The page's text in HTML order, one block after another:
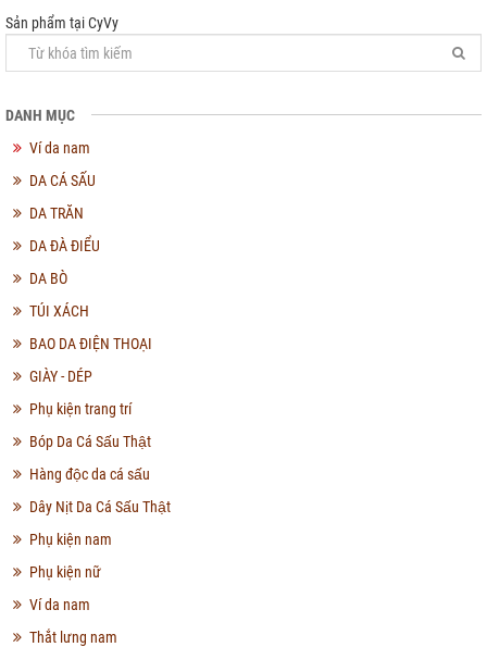
Sản phẩm tại CyVy
DANH MỤC
Ví da nam
DA CÁ SẤU
DA TRĂN
DA ĐÀ ĐIỂU
DA BÒ
TÚI XÁCH
BAO DA ĐIỆN THOẠI
GIÀY - DÉP
Phụ kiện trang trí
Bóp Da Cá Sấu Thật
Hàng độc da cá sấu
Dây Nịt Da Cá Sấu Thật
Phụ kiện nam
Phụ kiện nữ
Ví da nam
Thắt lưng nam